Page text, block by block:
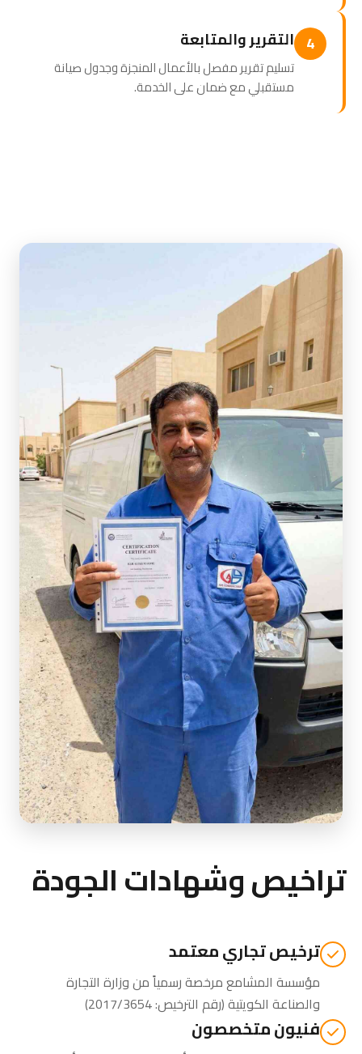
4 التقرير والمتابعة
تسليم تقرير مفصل بالأعمال المنجزة وجدول صيانة
مستقبلي مع ضمان على الخدمة.
تراخيص وشهادات الجودة
ترخيص تجاري معتمد
مؤسسة المشامع مرخصة رسمياً منوزارة التجارة
والصناعة الكويتية(رقم الترخيص: 2017/3654)
فنيون متخصصون